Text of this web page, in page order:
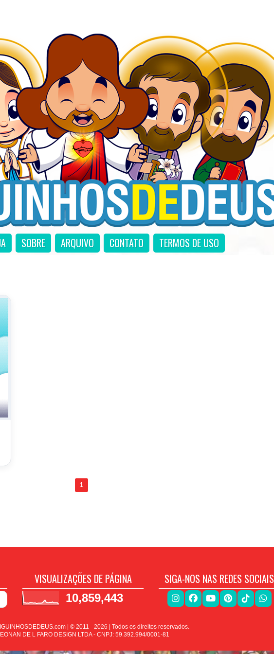
SOBRE ARQUIVO CONTATO TERMOS DE USO
1
VISUALIZAÇÕES DE PÁGINA
10,859,443
SIGA-NOS NAS REDES SOCIAIS
| © 2011 - 2026 | Todos os direitos reservados.
DE L FARO DESIGN LTDA - CNPJ: 59.392.994/0001-81